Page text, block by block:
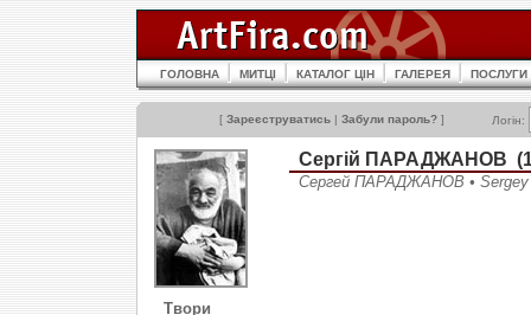
ГОЛОВНА МИТЦІ КАТАЛОГ ЦІН ГАЛЕРЕЯ ПОСЛУГИ
[ Зареєструватись | Забули пароль? ] Логін:
Сергій ПАРАДЖАНОВ
Сергей ПАРАДЖАНОВ • Sergey
Твори